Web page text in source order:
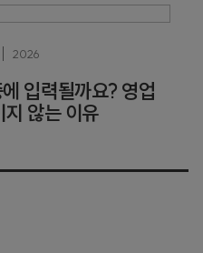
2026
입력될까요? 영업
않는 이유